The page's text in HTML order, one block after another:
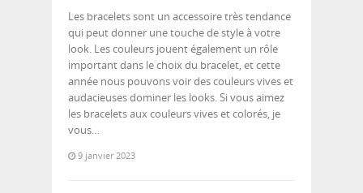
Les bracelets sont un accessoire très tendance
qui peut donner une touche de style à votre
look. Les couleurs jouent également un rôle
important dans le choix du bracelet, et cette
année nous pouvons voir des couleurs vives et
audacieuses dominer les looks. Si vous aimez
les bracelets aux couleurs vives et colorés, je
vous…
9 janvier 2023